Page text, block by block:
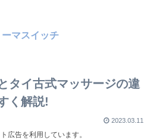
ーマスイッチ
タイ古式マッサージの違
く解説!
2023.03.11
広告を利用しています。